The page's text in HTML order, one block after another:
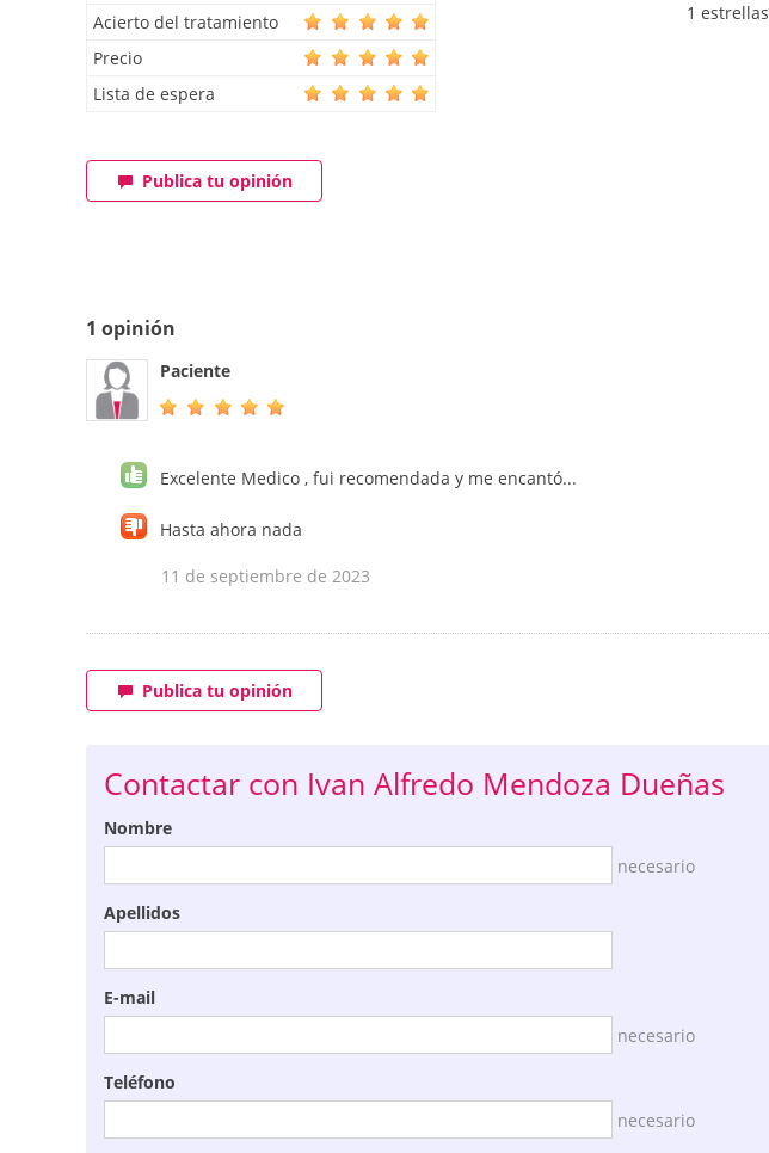
Acierto del tratamiento
Precio
Lista de espera
1 estrellas
Publica tu opinión
1 opinión
Paciente
Excelente Medico , fui recomendada y me encantó...
Hasta ahora nada
11 de septiembre de 2023
Publica tu opinión
Contactar con Ivan Alfredo Mendoza Dueñas
Nombre
necesario
Apellidos
E-mail
necesario
Teléfono
necesario